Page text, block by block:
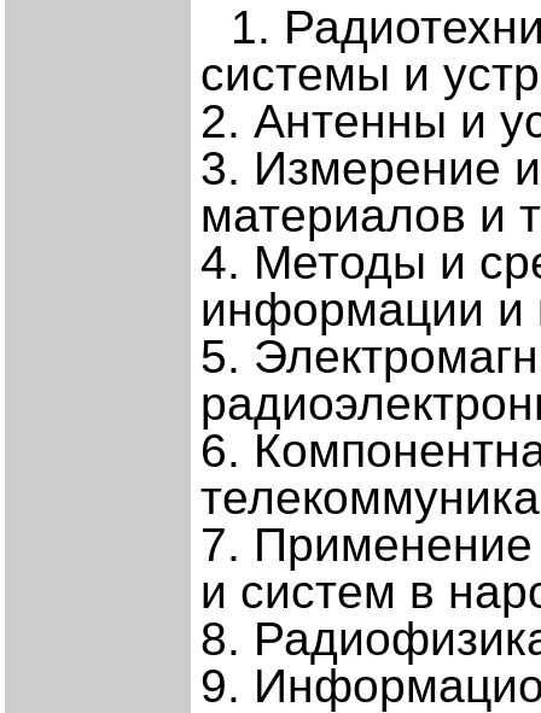
1.
системы и
2. Антенны и
3. Измерение
материалов и
4. Методы и
информации и
5.
6.
7. Применение
и систем в
8.
9.